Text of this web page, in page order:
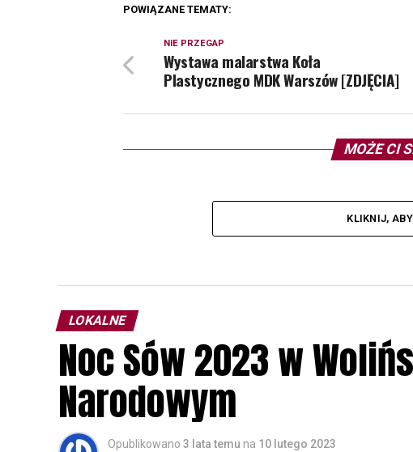
POWIĄZANE TEMATY:
NIE PRZEGAP
Wystawa malarstwa Koła
Plastycznego MDK Warszów [ZDJĘCIA]
MOŻE CI
KLIKNIJ,
LOKALNE
Noc Sów 2023 w
Narodowym
Opublikowano 3 lata temu na 10 lutego 2023